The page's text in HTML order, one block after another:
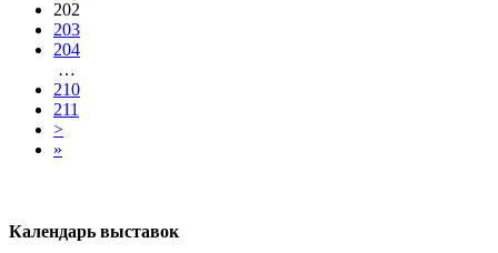
202
203
204
…
210
211
>
»
Календарь выставок